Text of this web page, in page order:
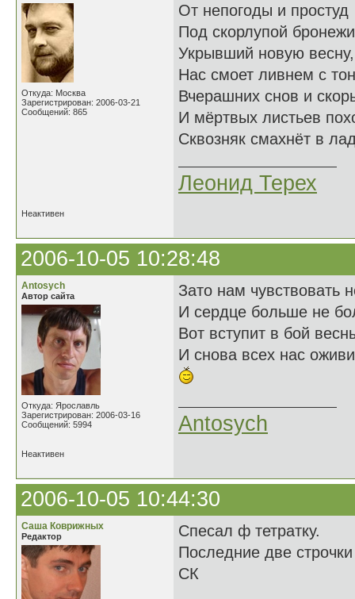
Откуда: Москва
Зарегистрирован: 2006-03-21
Сообщений: 865
От непогоды и простуд
Под скорлупой
Укрывший новую весну,
Нас смоет ливнем с
Вчерашних снов и
И мёртвых листьев
Сквозняк смахнёт в
Леонид Терех
Неактивен
2006-10-05 10:28:48
Antosych
Автор сайта
Откуда: Ярославль
Зарегистрирован: 2006-03-16
Сообщений: 5994
Зато нам чувствовать
И сердце больше не
Вот вступит в бой
И снова всех нас
Antosych
Неактивен
2006-10-05 10:44:30
Саша Коврижных
Редактор
Спесал ф тетратку.
Последние две
СК